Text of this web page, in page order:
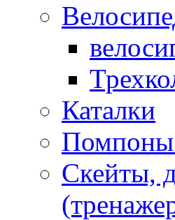
Каталки
Помпоны
Скейты,